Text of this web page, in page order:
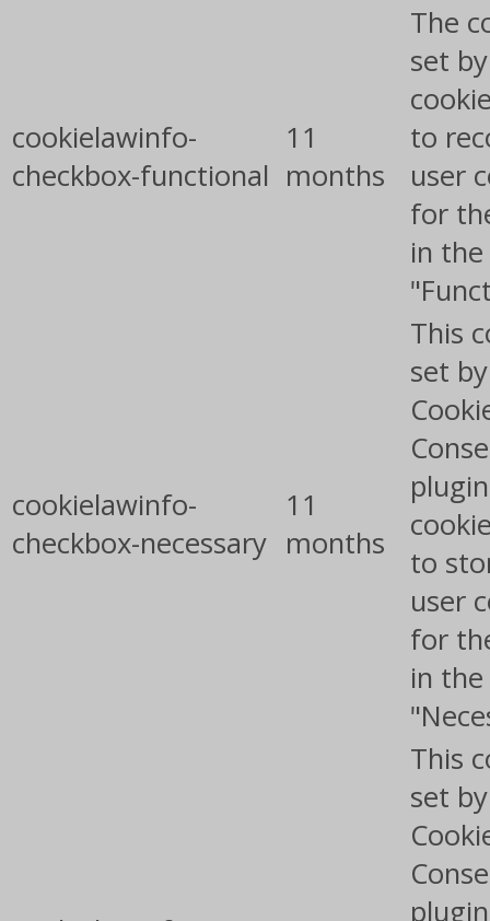
cookielawinfo-
checkbox-functional
11
months
The
set
to
user
for
in
cookielawinfo-
checkbox-necessary
11
months
This
set
to
user
for
in
This
set